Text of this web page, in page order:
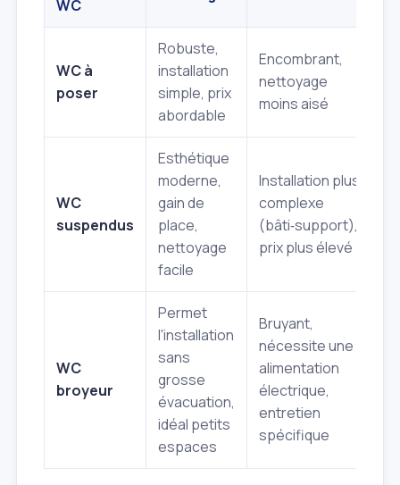
WC
WC à
poser
Robuste,
installation
simple, prix
abordable
Encombrant,
nettoyage
moins aisé
WC
suspendus
Esthétique
moderne,
gain de
place,
nettoyage
facile
Installation plus
complexe
(bâti‑support),
prix plus élevé
WC
broyeur
Permet
l'installation
sans
grosse
évacuation,
idéal petits
espaces
Bruyant,
nécessite une
alimentation
électrique,
entretien
spécifique